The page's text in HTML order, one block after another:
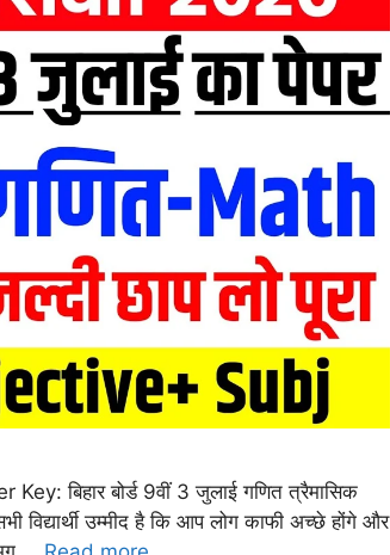
बिहार बोर्ड 9वीं 3 जुलाई गणित त्रैमासिक
विद्यार्थी उम्मीद है कि आप लोग काफी अच्छे होंगे और